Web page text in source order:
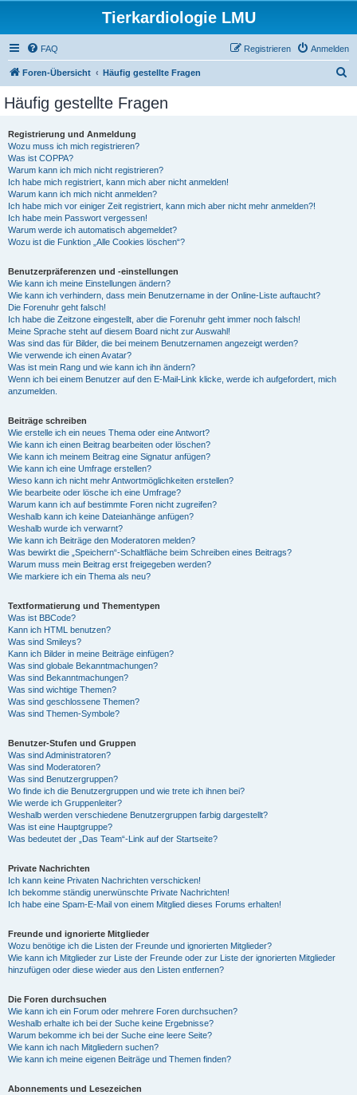
Tierkardiologie LMU
FAQ Anmelden
Registrieren
Foren-Übersicht Häufig gestellte Fragen
Häufig gestellte Fragen
Registrierung und Anmeldung
Wozu muss ich mich registrieren?
Was ist COPPA?
Warum kann ich mich nicht registrieren?
Ich habe mich registriert, kann mich aber nicht anmelden!
Warum kann ich mich nicht anmelden?
Ich habe mich vor einiger Zeit registriert, kann mich aber nicht mehr anmelden?!
Ich habe mein Passwort vergessen!
Warum werde ich automatisch abgemeldet?
Wozu ist die Funktion „Alle Cookies löschen“?
Benutzerpräferenzen und -einstellungen
Wie kann ich meine Einstellungen ändern?
Wie kann ich verhindern, dass mein Benutzername in der Online-Liste auftaucht?
Die Forenuhr geht falsch!
Ich habe die Zeitzone eingestellt, aber die Forenuhr geht immer noch falsch!
Meine Sprache steht auf diesem Board nicht zur Auswahl!
Was sind das für Bilder, die bei meinem Benutzernamen angezeigt werden?
Wie verwende ich einen Avatar?
Was ist mein Rang und wie kann ich ihn ändern?
Wenn ich bei einem Benutzer auf den E-Mail-Link klicke, werde ich aufgefordert, mich
anzumelden.
Beiträge schreiben
Wie erstelle ich ein neues Thema oder eine Antwort?
Wie kann ich einen Beitrag bearbeiten oder löschen?
Wie kann ich meinem Beitrag eine Signatur anfügen?
Wie kann ich eine Umfrage erstellen?
Wieso kann ich nicht mehr Antwortmöglichkeiten erstellen?
Wie bearbeite oder lösche ich eine Umfrage?
Warum kann ich auf bestimmte Foren nicht zugreifen?
Weshalb kann ich keine Dateianhänge anfügen?
Weshalb wurde ich verwarnt?
Wie kann ich Beiträge den Moderatoren melden?
Was bewirkt die „Speichern“-Schaltfläche beim Schreiben eines Beitrags?
Warum muss mein Beitrag erst freigegeben werden?
Wie markiere ich ein Thema als neu?
Textformatierung und Thementypen
Was ist BBCode?
Kann ich HTML benutzen?
Was sind Smileys?
Kann ich Bilder in meine Beiträge einfügen?
Was sind globale Bekanntmachungen?
Was sind Bekanntmachungen?
Was sind wichtige Themen?
Was sind geschlossene Themen?
Was sind Themen-Symbole?
Benutzer-Stufen und Gruppen
Was sind Administratoren?
Was sind Moderatoren?
Was sind Benutzergruppen?
Wo finde ich die Benutzergruppen und wie trete ich ihnen bei?
Wie werde ich Gruppenleiter?
Weshalb werden verschiedene Benutzergruppen farbig dargestellt?
Was ist eine Hauptgruppe?
Was bedeutet der „Das Team“-Link auf der Startseite?
Private Nachrichten
Ich kann keine Privaten Nachrichten verschicken!
Ich bekomme ständig unerwünschte Private Nachrichten!
Ich habe eine Spam-E-Mail von einem Mitglied dieses Forums erhalten!
Freunde und ignorierte Mitglieder
Wozu benötige ich die Listen der Freunde und ignorierten Mitglieder?
Wie kann ich Mitglieder zur Liste der Freunde oder zur Liste der ignorierten Mitglieder
hinzufügen oder diese wieder aus den Listen entfernen?
Die Foren durchsuchen
Wie kann ich ein Forum oder mehrere Foren durchsuchen?
Weshalb erhalte ich bei der Suche keine Ergebnisse?
Warum bekomme ich bei der Suche eine leere Seite?
Wie kann ich nach Mitgliedern suchen?
Wie kann ich meine eigenen Beiträge und Themen finden?
Abonnements und Lesezeichen